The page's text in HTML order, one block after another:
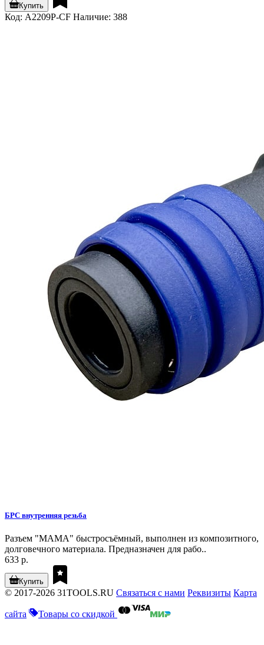
Купить
Код: A2209P-CF Наличие: 388
БРС внутренняя резьба
Разъем "МАМА" быстросъёмный, выполнен из композитного,
долговечного материала. Предназначен для рабо..
633 р.
Купить
© 2017-2026 31TOOLS.RU Связаться с нами Реквизиты Карта
сайта Товары со скидкой